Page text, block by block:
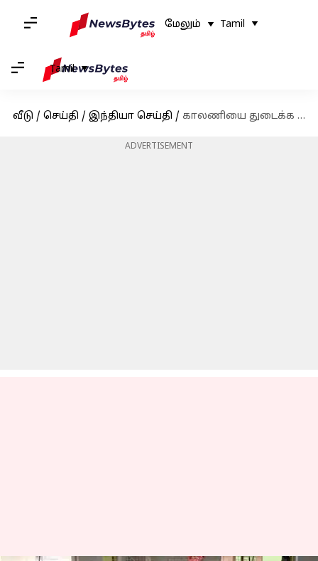
மேலும் Tamil
Tamil
வீடு / செய்தி / இந்தியா செய்தி / காலணியை துடைக்க வைத்து இஸ்லாமிய மாணவியை இழிவுபடுத்திய ஆசிரியை: கோவையில் பரபரப்பு
ADVERTISEMENT